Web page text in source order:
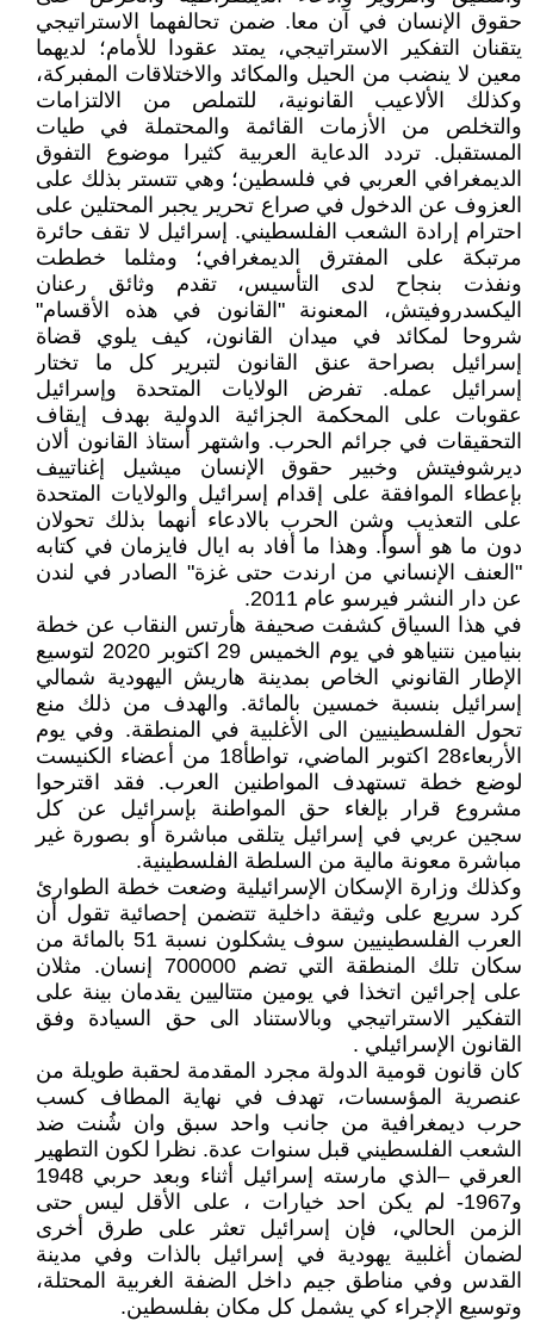
حقوق الإنسان في آن معا. ضمن تحالفهما الاستراتيجي
يتقنان التفكير الاستراتيجي، يمتد عقودا للأمام؛ لديهما
معين لا ينضب من الحيل والمكائد والاختلاقات المفبركة،
وكذلك الألاعيب القانونية، للتملص من الالتزامات
والتخلص من الأزمات القائمة والمحتملة في طيات
المستقبل. تردد الدعاية العربية كثيرا موضوع التفوق
الديمغرافي العربي في فلسطين؛ وهي تتستر بذلك على
العزوف عن الدخول في صراع تحرير يجبر المحتلين على
احترام إرادة الشعب الفلسطيني. إسرائيل لا تقف حائرة
مرتبكة على المفترق الديمغرافي؛ ومثلما خططت
ونفذت بنجاح لدى التأسيس، تقدم وثائق رعنان
اليكسدروفيتش، المعنونة "القانون في هذه الأقسام"
شروحا لمكائد في ميدان القانون، كيف يلوي قضاة
إسرائيل بصراحة عنق القانون لتبرير كل ما تختار
إسرائيل عمله. تفرض الولايات المتحدة وإسرائيل
عقوبات على المحكمة الجزائية الدولية بهدف إيقاف
التحقيقات في جرائم الحرب. واشتهر أستاذ القانون ألان
ديرشوفيتش وخبير حقوق الإنسان ميشيل إغناتييف
بإعطاء الموافقة على إقدام إسرائيل والولايات المتحدة
على التعذيب وشن الحرب بالادعاء أنهما بذلك تحولان
دون ما هو أسوأ. وهذا ما أفاد به ايال فايزمان في كتابه
"العنف الإنساني من ارندت حتى غزة" الصادر في لندن
عن دار النشر فيرسو عام 2011.
في هذا السياق كشفت صحيفة هأرتس النقاب عن خطة
بنيامين نتنياهو في يوم الخميس 29 اكتوبر 2020 لتوسيع
الإطار القانوني الخاص بمدينة هاريش اليهودية شمالي
إسرائيل بنسبة خمسين بالمائة. والهدف من ذلك منع
تحول الفلسطينيين الى الأغلبية في المنطقة. وفي يوم
الأربعاء28 اكتوبر الماضي، تواطأ18 من أعضاء الكنيست
لوضع خطة تستهدف المواطنين العرب. فقد اقترحوا
مشروع قرار بإلغاء حق المواطنة بإسرائيل عن كل
سجين عربي في إسرائيل يتلقى مباشرة أو بصورة غير
مباشرة معونة مالية من السلطة الفلسطينية.
وكذلك وزارة الإسكان الإسرائيلية وضعت خطة الطوارئ
كرد سريع على وثيقة داخلية تتضمن إحصائية تقول أن
العرب الفلسطينيين سوف يشكلون نسبة 51 بالمائة من
سكان تلك المنطقة التي تضم 700000 إنسان. مثلان
على إجرائين اتخذا في يومين متتاليين يقدمان بينة على
التفكير الاستراتيجي وبالاستناد الى حق السيادة وفق
القانون الإسرائيلي .
كان قانون قومية الدولة مجرد المقدمة لحقبة طويلة من
عنصرية المؤسسات، تهدف في نهاية المطاف كسب
حرب ديمغرافية من جانب واحد سبق وان شُنت ضد
الشعب الفلسطيني قبل سنوات عدة. نظرا لكون التطهير
العرقي –الذي مارسته إسرائيل أثناء وبعد حربي 1948
و1967- لم يكن احد خيارات ، على الأقل ليس حتى
الزمن الحالي، فإن إسرائيل تعثر على طرق أخرى
لضمان أغلبية يهودية في إسرائيل بالذات وفي مدينة
القدس وفي مناطق جيم داخل الضفة الغربية المحتلة،
وتوسيع الإجراء كي يشمل كل مكان بفلسطين.